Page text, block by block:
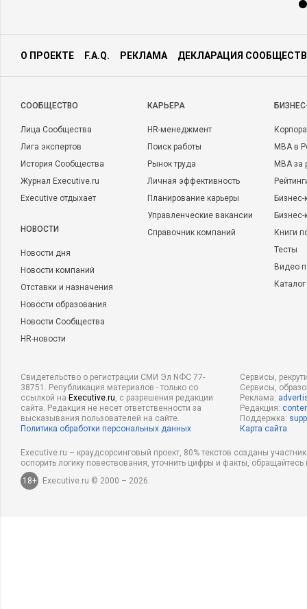
О ПРОЕКТЕ F.A.Q. РЕКЛАМА ДЕКЛАРАЦИЯ
CООБЩЕСТВО
Лица Сообщества
Лига экспертов
История Сообщества
Журнал Executive.ru
Executive отдыхает
НОВОСТИ
Новости дня
Новости компаний
Отставки и назначения
Новости образования
Новости Сообщества
HR-новости
КАРЬЕРА
HR-менеджмент
Поиск работы
Рынок труда
Личная эффективность
Планирование карьеры
Управленческие вакансии
Справочник компаний
MBA в
MBA
Бизнес-
Книги
Тесты
Видео
Свидетельство о регистрации СМИ Эл NФС 77-
38751. Републикация материалов - только со
ссылкой на Executive.ru, с разрешения редакции
сайта. Редакция не несет ответственности за
высказывания пользователей на сайте.
Политика обработки персональных данных
Сервисы,
Сервисы,
Реклама:
Редакция:
Поддержка:
Карта сайта
Executive.ru – краудсорсинговый проект, 80% текстов созданы
оспорить логику повествования, уточнить цифры и факты,
18+
Executive.ru © 2000 – 2026.